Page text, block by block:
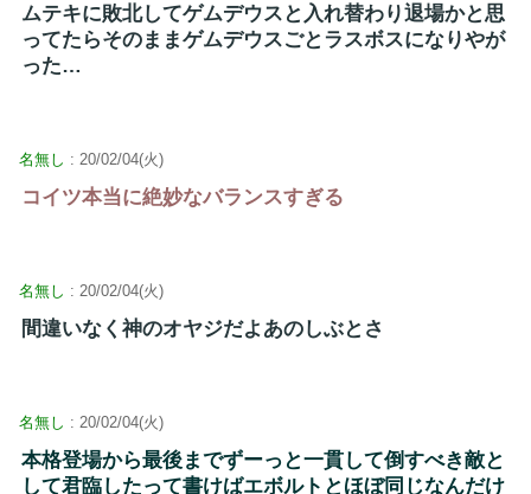
ムテキに敗北してゲムデウスと入れ替わり退場かと思
ってたらそのままゲムデウスごとラスボスになりやが
った…
名無し : 20/02/04(火)
コイツ本当に絶妙なバランスすぎる
名無し : 20/02/04(火)
間違いなく神のオヤジだよあのしぶとさ
名無し : 20/02/04(火)
本格登場から最後までずーっと一貫して倒すべき敵と
して君臨したって書けばエボルトとほぼ同じなんだけ